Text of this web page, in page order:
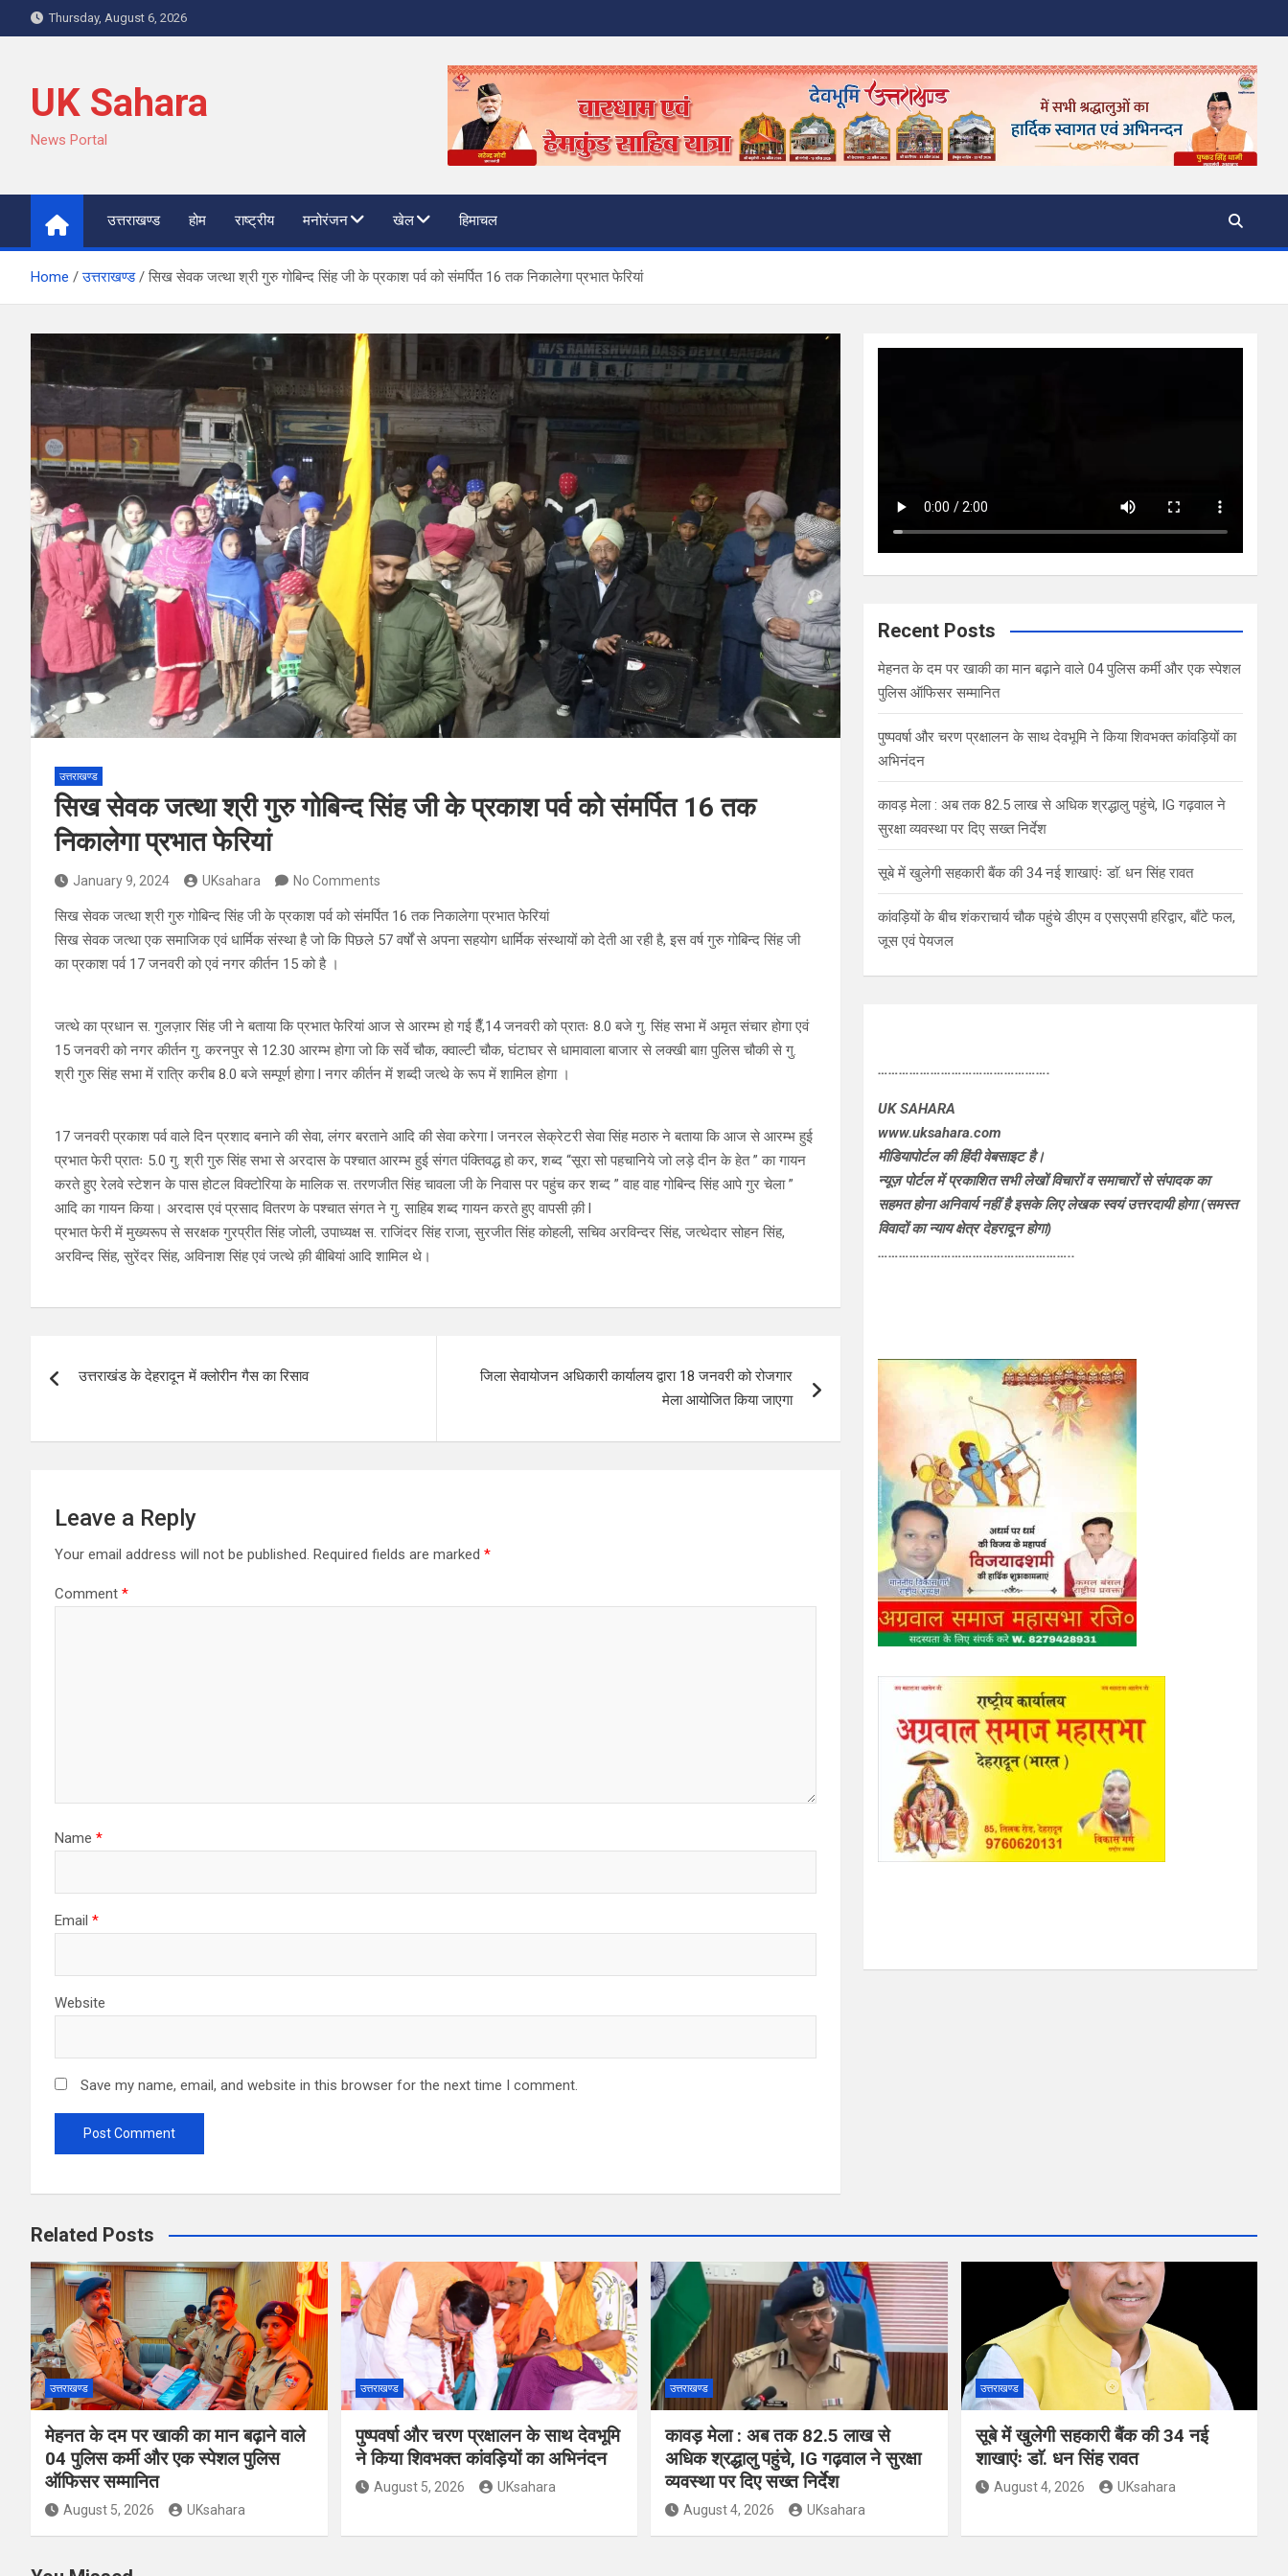
to
Thursday, August 6, 2026
UK Sahara
News Portal
उत्तराखण्ड होम राष्ट्रीय मनोरंजन खेल हिमाचल
Home उत्तराखण्ड सिख सेवक जत्था श्री गुरु गोबिन्द सिंह जी के प्रकाश पर्व को संमर्पित 16 तक निकालेगा प्रभात फेरियां
उत्तराखण्ड
सिख सेवक जत्था श्री गुरु गोबिन्द सिंह जी के प्रकाश पर्व को संमर्पित 16 तक
निकालेगा प्रभात फेरियां
January 9, 2024 UKsahara No Comments
सिख सेवक जत्था श्री गुरु गोबिन्द सिंह जी के प्रकाश पर्व को संमर्पित 16 तक निकालेगा प्रभात फेरियां
सिख सेवक जत्था एक समाजिक एवं धार्मिक संस्था है जो कि पिछले 57 वर्षों से अपना सहयोग धार्मिक संस्थायों को देती आ रही है, इस वर्ष गुरु गोबिन्द सिंह जी
का प्रकाश पर्व 17 जनवरी को एवं नगर कीर्तन 15 को है ।
जत्थे का प्रधान स. गुलज़ार सिंह जी ने बताया कि प्रभात फेरियां आज से आरम्भ हो गई हैँ,14 जनवरी को प्रातः 8.0 बजे गु. सिंह सभा में अमृत संचार होगा एवं
15 जनवरी को नगर कीर्तन गु. करनपुर से 12.30 आरम्भ होगा जो कि सर्वे चौक, क्वाल्टी चौक, घंटाघर से धामावाला बाजार से लक्खी बाग़ पुलिस चौकी से गु.
श्री गुरु सिंह सभा में रात्रि करीब 8.0 बजे सम्पूर्ण होगा l नगर कीर्तन में शब्दी जत्थे के रूप में शामिल होगा ।
17 जनवरी प्रकाश पर्व वाले दिन प्रशाद बनाने की सेवा, लंगर बरताने आदि की सेवा करेगा l जनरल सेक्रेटरी सेवा सिंह मठारु ने बताया कि आज से आरम्भ हुई
प्रभात फेरी प्रातः 5.0 गु. श्री गुरु सिंह सभा से अरदास के पश्चात आरम्भ हुई संगत पंक्तिवद्ध हो कर, शब्द “सूरा सो पहचानिये जो लड़े दीन के हेत ” का गायन
करते हुए रेलवे स्टेशन के पास होटल विक्टोरिया के मालिक स. तरणजीत सिंह चावला जी के निवास पर पहुंच कर शब्द ” वाह वाह गोबिन्द सिंह आपे गुर चेला ”
आदि का गायन किया। अरदास एवं प्रसाद वितरण के पश्चात संगत ने गु. साहिब शब्द गायन करते हुए वापसी क़ी l
प्रभात फेरी में मुख्यरूप से सरक्षक गुरप्रीत सिंह जोली, उपाध्यक्ष स. राजिंदर सिंह राजा, सुरजीत सिंह कोहली, सचिव अरविन्दर सिंह, जत्थेदार सोहन सिंह,
अरविन्द सिंह, सुरेंदर सिंह, अविनाश सिंह एवं जत्थे क़ी बीबियां आदि शामिल थे।
navigation
उत्तराखंड के देहरादून में क्लोरीन गैस का रिसाव
जिला सेवायोजन अधिकारी कार्यालय द्वारा 18 जनवरी को रोजगार
मेला आयोजित किया जाएगा
Leave a Reply
Your email address will not be published. Required fields are marked *
Comment *
Name *
Email *
Website
Save my name, email, and website in this browser for the next time I comment.
Recent Posts
मेहनत के दम पर खाकी का मान बढ़ाने वाले 04 पुलिस कर्मी और एक स्पेशल
पुलिस ऑफिसर सम्मानित
पुष्पवर्षा और चरण प्रक्षालन के साथ देवभूमि ने किया शिवभक्त कांवड़ियों का
अभिनंदन
कावड़ मेला : अब तक 82.5 लाख से अधिक श्रद्धालु पहुंचे, IG गढ़वाल ने
सुरक्षा व्यवस्था पर दिए सख्त निर्देश
सूबे में खुलेगी सहकारी बैंक की 34 नई शाखाएंः डाॅ. धन सिंह रावत
कांवड़ियों के बीच शंकराचार्य चौक पहुंचे डीएम व एसएसपी हरिद्वार, बाँटे फल,
जूस एवं पेयजल
………………………………………….
UK SAHARA
www.uksahara.com
मीडियापोर्टल की हिंदी वेबसाइट है।
न्यूज़ पोर्टल में प्रकाशित सभी लेखों विचारों व समाचारों से संपादक का
सहमत होना अनिवार्य नहीं है इसके लिए लेखक स्वयं उत्तरदायी होगा (समस्त
विवादों का न्याय क्षेत्र देहरादून होगा)
………………………………………………..
Related Posts
उत्तराखण्ड
मेहनत के दम पर खाकी का मान बढ़ाने वाले
04 पुलिस कर्मी और एक स्पेशल पुलिस
ऑफिसर सम्मानित
August 5, 2026 UKsahara
उत्तराखण्ड
पुष्पवर्षा और चरण प्रक्षालन के साथ देवभूमि
ने किया शिवभक्त कांवड़ियों का अभिनंदन
August 5, 2026 UKsahara
उत्तराखण्ड
कावड़ मेला : अब तक 82.5 लाख से
अधिक श्रद्धालु पहुंचे, IG गढ़वाल ने सुरक्षा
व्यवस्था पर दिए सख्त निर्देश
August 4, 2026 UKsahara
उत्तराखण्ड
सूबे में खुलेगी सहकारी बैंक की 34 नई
शाखाएंः डाॅ. धन सिंह रावत
August 4, 2026 UKsahara